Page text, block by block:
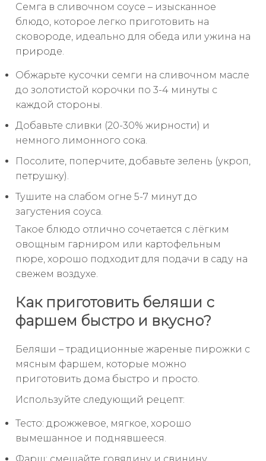
Семга в сливочном соусе – изысканное
блюдо, которое легко приготовить на
сковороде, идеально для обеда или ужина на
природе.
Обжарьте кусочки семги на сливочном масле
до золотистой корочки по 3-4 минуты с
каждой стороны.
Добавьте сливки (20-30% жирности) и
немного лимонного сока.
Посолите, поперчите, добавьте зелень (укроп,
петрушку).
Тушите на слабом огне 5-7 минут до
загустения соуса.
Такое блюдо отлично сочетается с лёгким
овощным гарниром или картофельным
пюре, хорошо подходит для подачи в саду на
свежем воздухе.
Как приготовить беляши с
фаршем быстро и вкусно?
Беляши – традиционные жареные пирожки с
мясным фаршем, которые можно
приготовить дома быстро и просто.
Используйте следующий рецепт:
Тесто: дрожжевое, мягкое, хорошо
вымешанное и поднявшееся.
Фарш: смешайте говядину и свинину,